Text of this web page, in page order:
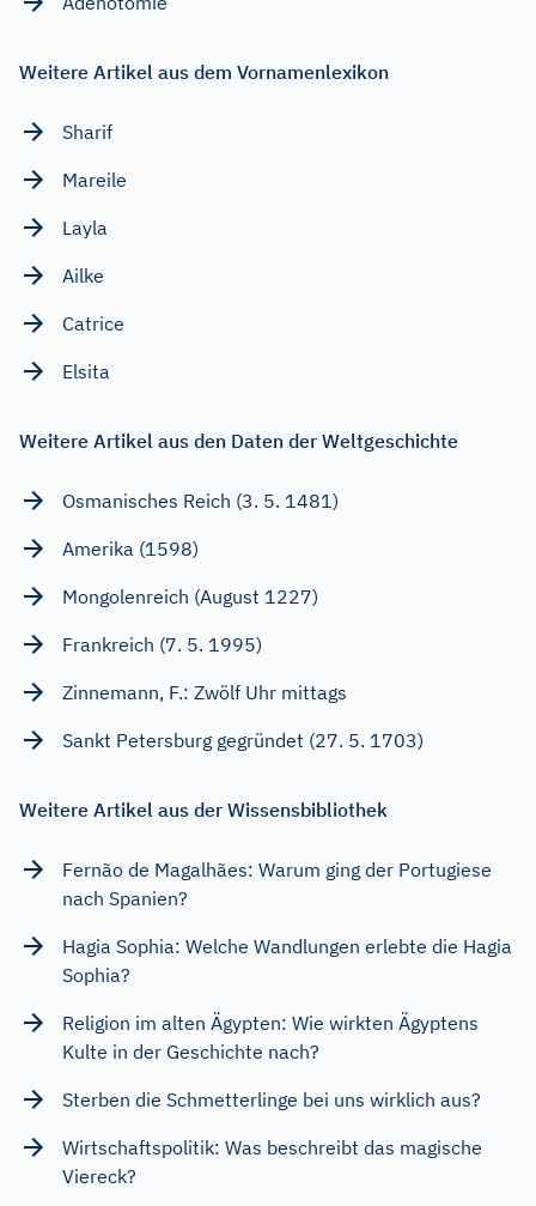
Weitere Artikel aus dem Vornamenlexikon
Sharif
Mareile
Layla
Ailke
Catrice
Elsita
Weitere Artikel aus den Daten der Weltgeschichte
Osmanisches Reich (3. 5. 1481)
Amerika (1598)
Mongolenreich (August 1227)
Frankreich (7. 5. 1995)
Zinnemann, F.: Zwölf Uhr mittags
Sankt Petersburg gegründet (27. 5. 1703)
Weitere Artikel aus der Wissensbibliothek
Fernão de Magalhães: Warum ging der Portugiese
nach Spanien?
Hagia Sophia: Welche Wandlungen erlebte die Hagia
Sophia?
Religion im alten Ägypten: Wie wirkten Ägyptens
Kulte in der Geschichte nach?
Sterben die Schmetterlinge bei uns wirklich aus?
Wirtschaftspolitik: Was beschreibt das magische
Viereck?